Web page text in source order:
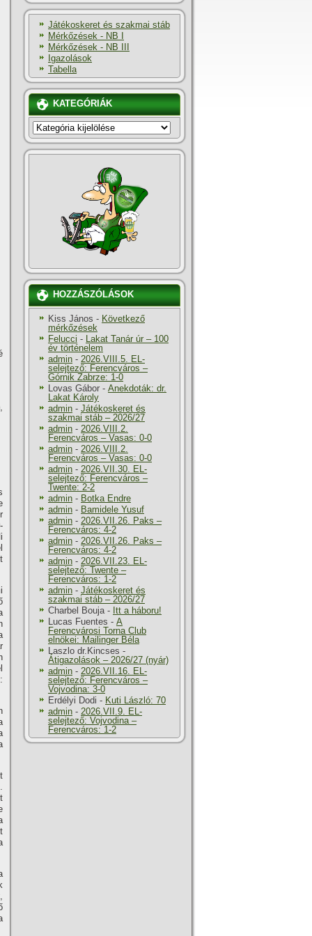
Játékoskeret és szakmai stáb
Mérkőzések - NB I
Mérkőzések - NB III
Igazolások
Tabella
KATEGÓRIÁK
KATEGÓRIÁK
HOZZÁSZÓLÁSOK
Kiss János - Következő
mérkőzések
Felucci - Lakat Tanár úr – 100
év történelem
admin - 2026.VIII.5. EL-
selejtező: Ferencváros –
Górnik Zabrze: 1-0
Lovas Gábor - Anekdoták: dr.
Lakat Károly
admin - Játékoskeret és
szakmai stáb – 2026/27
admin - 2026.VIII.2.
Ferencváros – Vasas: 0-0
admin - 2026.VIII.2.
Ferencváros – Vasas: 0-0
admin - 2026.VII.30. EL-
selejtező: Ferencváros –
Twente: 2-2
admin - Botka Endre
admin - Bamidele Yusuf
admin - 2026.VII.26. Paks –
Ferencváros: 4-2
admin - 2026.VII.26. Paks –
Ferencváros: 4-2
admin - 2026.VII.23. EL-
selejtező: Twente –
Ferencváros: 1-2
admin - Játékoskeret és
szakmai stáb – 2026/27
Charbel Bouja- Itt a háboru!
Lucas Fuentes - A
Ferencvárosi Torna Club
elnökei: Mailinger Béla
Laszlo dr.Kincses -
Átigazolások – 2026/27 (nyár)
admin - 2026.VII.16. EL-
selejtező: Ferencváros –
Vojvodina: 3-0
Erdélyi Dodi - Kuti László: 70
admin - 2026.VII.9. EL-
selejtező: Vojvodina –
Ferencváros: 1-2